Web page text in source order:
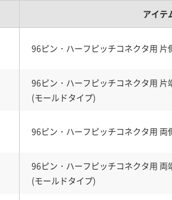
アイテ
96ピン・ハーフピッチコネクタ用
96ピン・ハーフピッチコネクタ用
(モールドタイプ)
96ピン・ハーフピッチコネクタ用
96ピン・ハーフピッチコネクタ用
(モールドタイプ)